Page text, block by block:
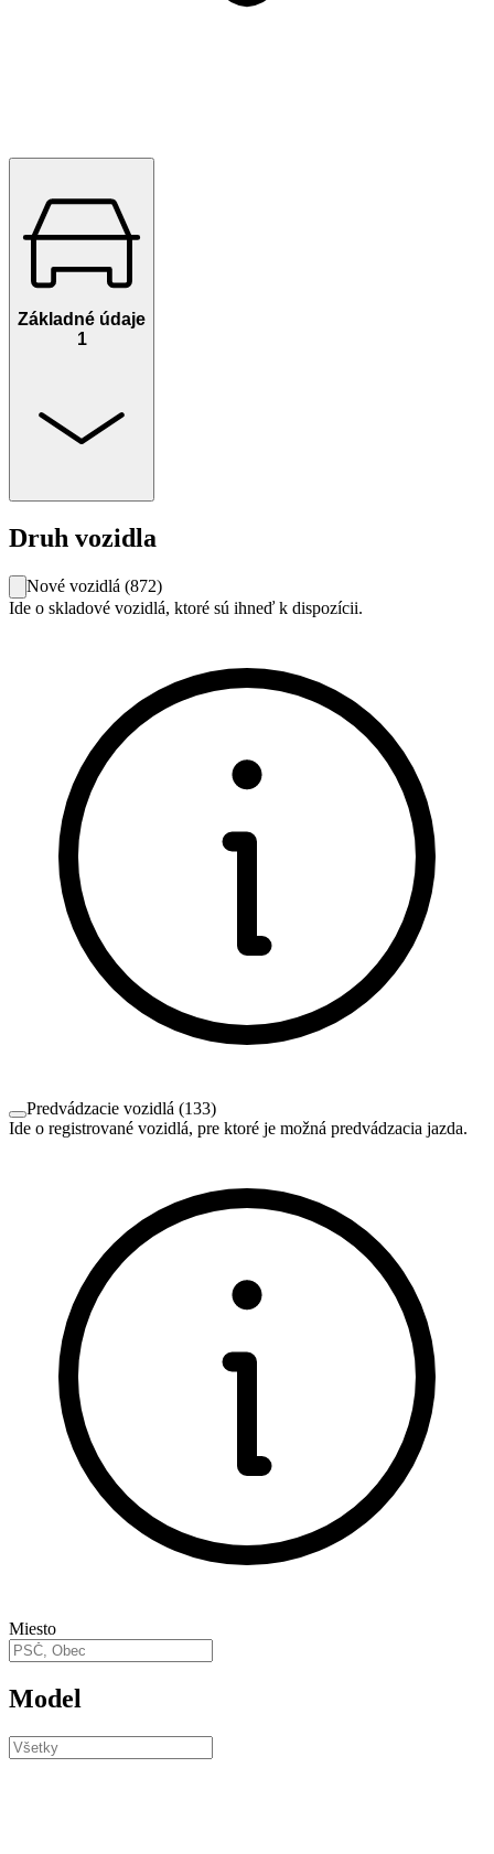
Základné údaje
1
Druh vozidla
Nové vozidlá (872)
Ide o skladové vozidlá, ktoré sú ihneď k dispozícii.
Predvádzacie vozidlá (133)
Ide o registrované vozidlá, pre ktoré je možná predvádzacia jazda.
Miesto
Model